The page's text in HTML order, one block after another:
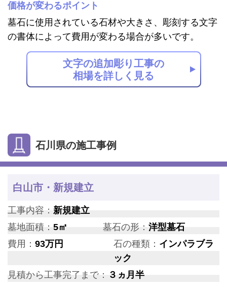
価格が変わるポイント
墓石に使用されている石材や大きさ、彫刻する文字
の書体によって費用が変わる場合が多いです。
文字の追加彫り工事の
相場を詳しく見る
石川県の施工事例
白山市・新規建立
工事内容： 新規建立
墓地面積： 5㎡ 墓石の形：洋型墓石
費用： 93万円 石の種類： インパラブラ
ック
見積から工事完了まで： ３ヵ月半